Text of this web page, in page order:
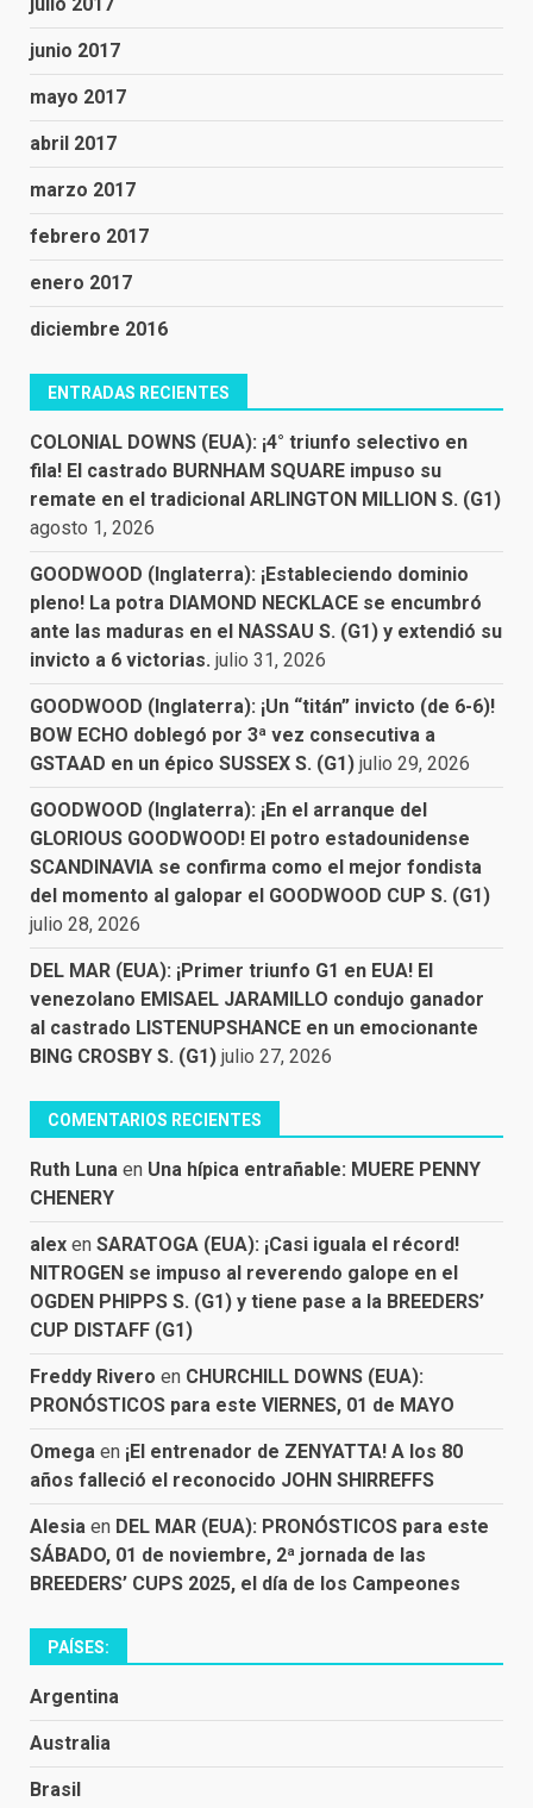
junio 2017
mayo 2017
abril 2017
marzo 2017
febrero 2017
enero 2017
diciembre 2016
ENTRADAS RECIENTES
COLONIAL DOWNS (EUA): ¡4° triunfo selectivo en
fila! El castrado BURNHAM SQUARE impuso su
remate en el tradicional ARLINGTON MILLION S. (G1)
agosto 1, 2026
GOODWOOD (Inglaterra): ¡Estableciendo dominio
pleno! La potra DIAMOND NECKLACE se encumbró
ante las maduras en el NASSAU S. (G1) y extendió su
invicto a 6 victorias. julio 31, 2026
GOODWOOD (Inglaterra): ¡Un “titán” invicto (de 6-6)!
BOW ECHO doblegó por 3ª vez consecutiva a
GSTAAD en un épico SUSSEX S. (G1) julio 29, 2026
GOODWOOD (Inglaterra): ¡En el arranque del
GLORIOUS GOODWOOD! El potro estadounidense
SCANDINAVIA se confirma como el mejor fondista
del momento al galopar el GOODWOOD CUP S. (G1)
julio 28, 2026
DEL MAR (EUA): ¡Primer triunfo G1 en EUA! El
venezolano EMISAEL JARAMILLO condujo ganador
al castrado LISTENUPSHANCE en un emocionante
BING CROSBY S. (G1) julio 27, 2026
COMENTARIOS RECIENTES
Ruth Luna en Una hípica entrañable: MUERE PENNY
CHENERY
alex en SARATOGA (EUA): ¡Casi iguala el récord!
NITROGEN se impuso al reverendo galope en el
OGDEN PHIPPS S. (G1) y tiene pase a la BREEDERS’
CUP DISTAFF (G1)
Freddy Rivero en CHURCHILL DOWNS (EUA):
PRONÓSTICOS para este VIERNES, 01 de MAYO
Omega en ¡El entrenador de ZENYATTA! A los 80
años falleció el reconocido JOHN SHIRREFFS
Alesia en DEL MAR (EUA): PRONÓSTICOS para este
SÁBADO, 01 de noviembre, 2ª jornada de las
BREEDERS’ CUPS 2025, el día de los Campeones
PAÍSES:
Argentina
Australia
Brasil